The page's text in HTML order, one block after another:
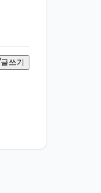
글쓰기